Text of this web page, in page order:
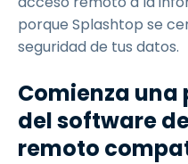
porque Splashtop se
seguridad de tus datos.
Comienza
del software
remoto